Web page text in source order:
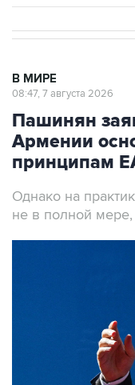
В МИРЕ
08:47, 7 августа 2026
Пашинян
Армении
принципам
Однако на
не в полной